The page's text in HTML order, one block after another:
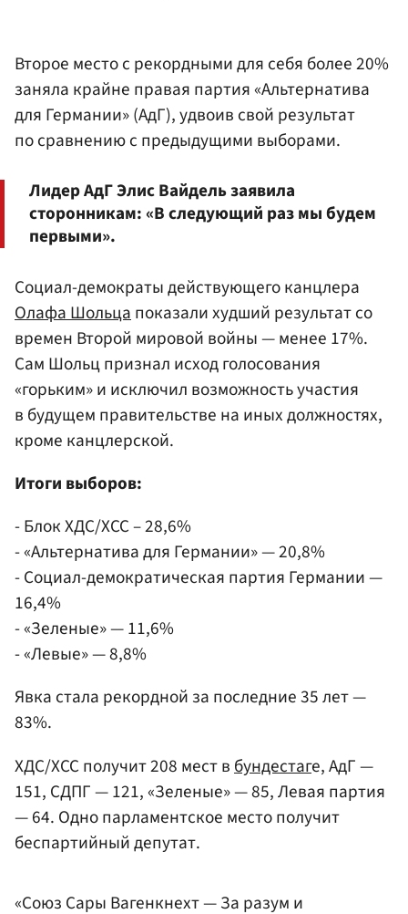
Второе место с рекордными для себя более 20%
заняла крайне правая партия «Альтернатива
для Германии» (АдГ), удвоив свой результат
по сравнению с предыдущими выборами.
Лидер АдГ Элис Вайдель заявила
сторонникам: «В следующий раз мы будем
первыми».
Социал-демократы действующего канцлера
Олафа Шольцапоказали худший результат со
времен Второй мировой войны — менее 17%.
Сам Шольц признал исход голосования
«горьким» и исключил возможность участия
в будущем правительстве на иных должностях,
кроме канцлерской.
Итоги выборов:
- Блок ХДС/ХСС – 28,6%
- «Альтернатива для Германии» — 20,8%
- Социал-демократическая партия Германии —
16,4%
- «Зеленые» — 11,6%
- «Левые» — 8,8%
Явка стала рекордной за последние 35 лет —
83%.
ХДС/ХСС получит 208 мест вбундестаге, АдГ —
151, СДПГ — 121, «Зеленые» — 85, Левая партия
— 64. Одно парламентское место получит
беспартийный депутат.
«Союз Сары Вагенкнехт — За разум и